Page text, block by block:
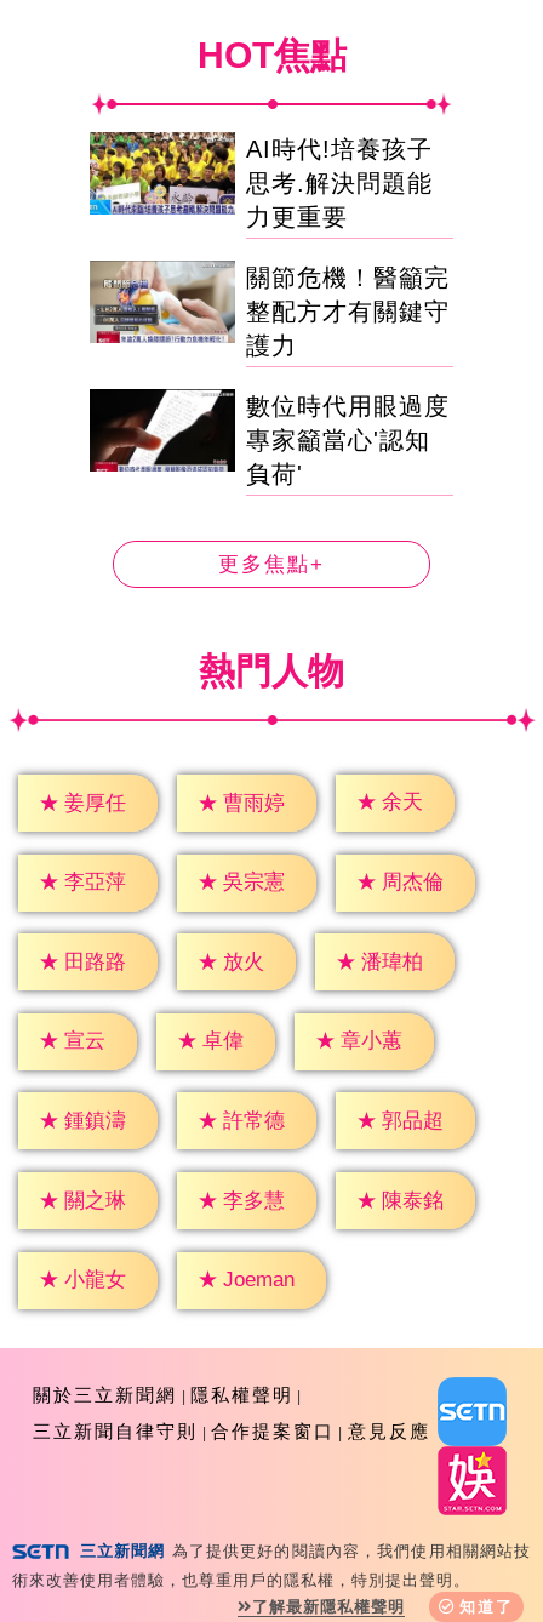
HOT焦點
AI時代!培養孩子
思考.解決問題能
力更重要
關節危機！醫籲完
整配方才有關鍵守
護力
數位時代用眼過度
專家籲當心'認知
負荷'
更多焦點+
熱門人物
★ 姜厚任 ★ 曹雨婷 ★ 余天
★ 李亞萍 ★ 吳宗憲 ★ 周杰倫
★ 田路路 ★ 放火 ★ 潘瑋柏
★ 宣云 ★ 卓偉 ★ 章小蕙
★ 鍾鎮濤 ★ 許常德 ★ 郭品超
★ 關之琳 ★ 李多慧 ★ 陳泰銘
★ 小龍女 ★ Joeman
關於三立新聞網
隱私權聲明
三立新聞自律守則
合作提案窗口 意見反應
Copyright ©2026 Sanlih E-Television All Rights
Reserved 版權所有 盜用必究 台北市內湖區舊宗路一段159
三立新聞網 為了提供更好的閱讀內容，我們使用相關網站技
術來改善使用者體驗，也尊重用戶的隱私權，特別提出聲明。
了解最新隱私權聲明
知道了